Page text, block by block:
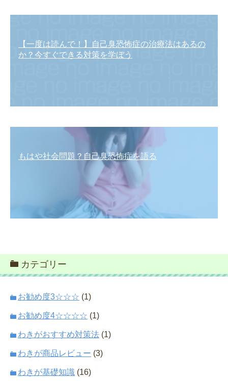
【一度は読んで！】自己臭恐怖症の治療法はあるの
か？今すぐできる対策を学ぼう
もはや社会問題？自己臭恐怖症を語る
カテゴリー
お勧め度3☆☆☆ (1)
お勧め度4☆☆☆☆ (1)
わきがおすすめ対策法 (1)
わきが商品レビュー (3)
わきが基礎知識 (16)